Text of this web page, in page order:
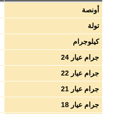
أونصة
تولة
كيلوجرام
جرام عيار 24
جرام عيار 22
جرام عيار 21
جرام عيار 18